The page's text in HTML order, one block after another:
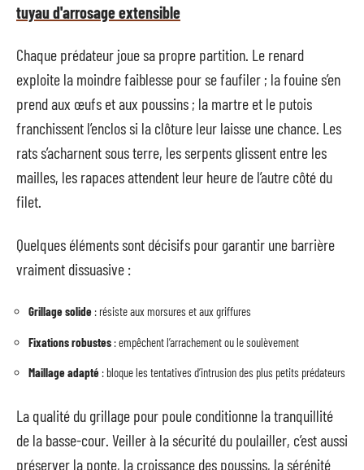
tuyau d'arrosage extensible
Chaque prédateur joue sa propre partition. Le renard
exploite la moindre faiblesse pour se faufiler ; la fouine s’en
prend aux œufs et aux poussins ; la martre et le putois
franchissent l’enclos si la clôture leur laisse une chance. Les
rats s’acharnent sous terre, les serpents glissent entre les
mailles, les rapaces attendent leur heure de l’autre côté du
filet.
Quelques éléments sont décisifs pour garantir une barrière
vraiment dissuasive :
Grillage solide : résiste aux morsures et aux griffures
Fixations robustes : empêchent l’arrachement ou le soulèvement
Maillage adapté : bloque les tentatives d’intrusion des plus petits prédateurs
La qualité du grillage pour poule conditionne la tranquillité
de la basse-cour. Veiller à la sécurité du poulailler, c’est aussi
préserver la ponte, la croissance des poussins, la sérénité